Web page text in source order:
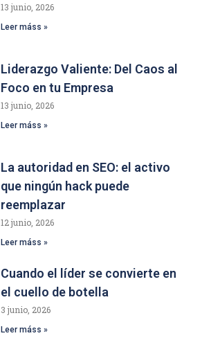
13 junio, 2026
Leer máss »
Liderazgo Valiente: Del Caos al
Foco en tu Empresa
13 junio, 2026
Leer máss »
La autoridad en SEO: el activo
que ningún hack puede
reemplazar
12 junio, 2026
Leer máss »
Cuando el líder se convierte en
el cuello de botella
3 junio, 2026
Leer máss »